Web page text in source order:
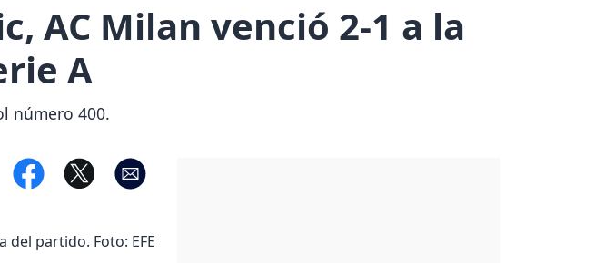
AC Milan venció 2-1 a la
A
número 400.
partido. Foto: EFE